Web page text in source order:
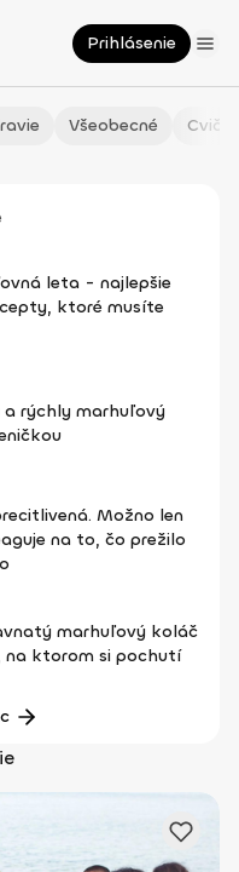
Prihlásenie
Všeobecné
leta - najlepšie
ktoré musíte
rýchly marhuľový
Možno len
na to, čo prežilo
marhuľový koláč
na ktorom si pochutí